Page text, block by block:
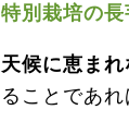
特別栽培の
天候に恵ま
ることであ